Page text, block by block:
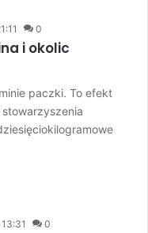
0
i okolic
paczki. To efekt
0